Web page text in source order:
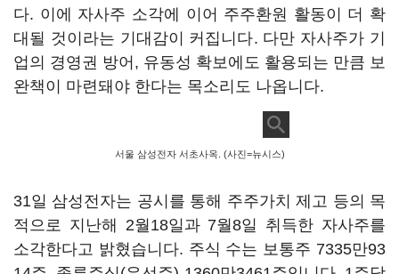
다. 이에 자사주 소각에 이어 주주환원 활동이 더 확
대될 것이라는 기대감이 커집니다. 다만 자사주가 기
업의 경영권 방어, 유동성 확보에도 활용되는 만큼 보
완책이 마련돼야 한다는 목소리도 나옵니다.
서울 삼성전자 서초사옥. (사진=뉴시스)
31일 삼성전자는 공시를 통해 주주가치 제고 등의 목
적으로 지난해 2월18일과 7월8일 취득한 자사주를
소각한다고 밝혔습니다. 주식 수는 보통주 7335만93